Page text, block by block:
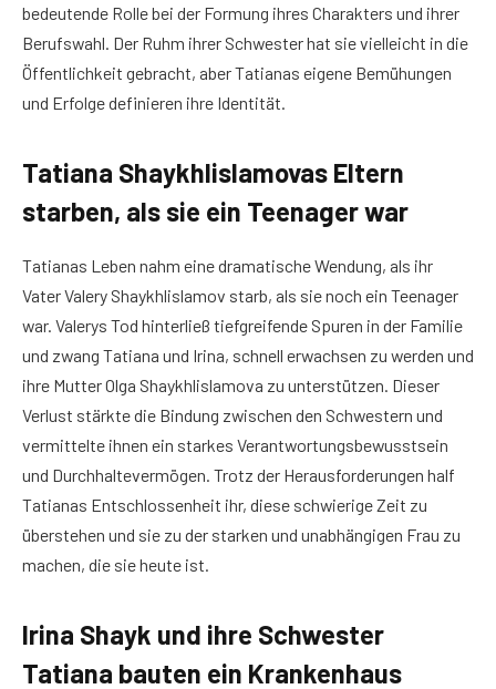
bedeutende Rolle bei der Formung ihres Charakters und ihrer
Berufswahl. Der Ruhm ihrer Schwester hat sie vielleicht in die
Öffentlichkeit gebracht, aber Tatianas eigene Bemühungen
und Erfolge definieren ihre Identität.
Tatiana Shaykhlislamovas Eltern
starben, als sie ein Teenager war
Tatianas Leben nahm eine dramatische Wendung, als ihr
Vater Valery Shaykhlislamov starb, als sie noch ein Teenager
war. Valerys Tod hinterließ tiefgreifende Spuren in der Familie
und zwang Tatiana und Irina, schnell erwachsen zu werden und
ihre Mutter Olga Shaykhlislamova zu unterstützen. Dieser
Verlust stärkte die Bindung zwischen den Schwestern und
vermittelte ihnen ein starkes Verantwortungsbewusstsein
und Durchhaltevermögen. Trotz der Herausforderungen half
Tatianas Entschlossenheit ihr, diese schwierige Zeit zu
überstehen und sie zu der starken und unabhängigen Frau zu
machen, die sie heute ist.
Irina Shayk und ihre Schwester
Tatiana bauten ein Krankenhaus